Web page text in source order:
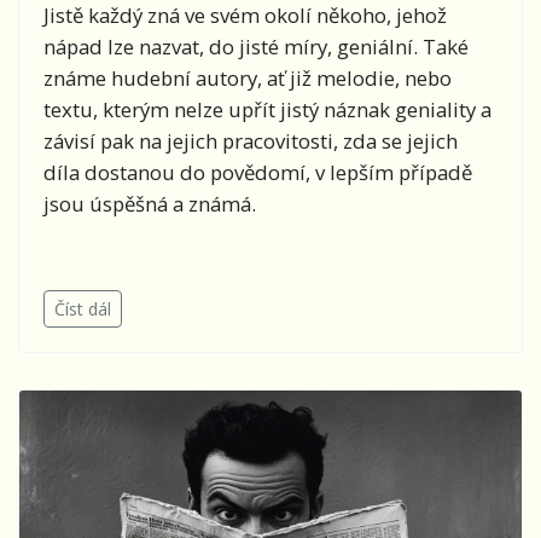
Jistě každý zná ve svém okolí někoho, jehož
nápad lze nazvat, do jisté míry, geniální. Také
známe hudební autory, ať již melodie, nebo
textu, kterým nelze upřít jistý náznak geniality a
závisí pak na jejich pracovitosti, zda se jejich
díla dostanou do povědomí, v lepším případě
jsou úspěšná a známá.
Číst dál